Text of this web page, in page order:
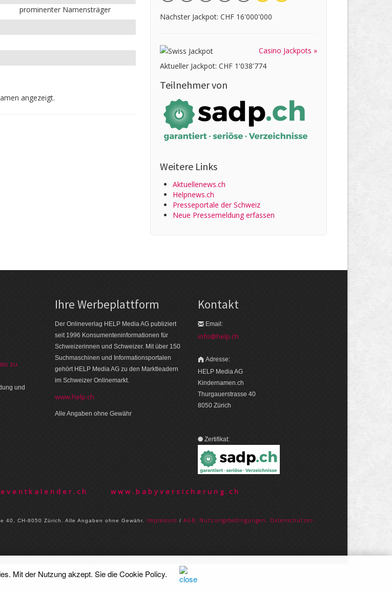
prominenter Namensträger
angezeigt.
Nächster Jackpot: CHF 16'000'000
Casino Jackpots »
Aktueller Jackpot: CHF 1'038'774
Teilnehmer von
Weitere Links
Aktuellenews.ch
Helpnews.ch
Presseportale der Schweiz
Neue Pressemeldung erfassen
zu
und
Ihre Werbeplattform
Der Onlineverlag HELP Media AG publiziert
seit 1996 Konsumenteninformationen für
Schweizerinnen und Schweizer. Mit über 150
Suchmaschinen und Informationsportalen
gehört HELP Media AG zu den Marktleadern
im Schweizer Onlinemarkt.
www.help.ch
Alle Angaben ohne Gewähr
Kontakt
Email:
info@help.ch
Adresse:
HELP Media AG
Kindernamen.ch
Thurgauerstrasse 40
8050 Zürich
Zertifikat:
www.babyversicherung.ch
40, CH-8050 Zürich. Alle Angaben ohne Gewähr. Im­pres­sum / AGB, Nut­zungs­bedin­gungen, Daten­schutz­er­
Mit der Nutzung akzept. Sie dieCookie Policy.